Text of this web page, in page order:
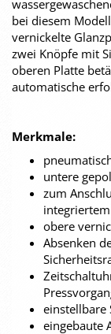
bei diesem
vernickelte
zwei Knöpfe mit
oberen Platte
automatische
Merkmale:
untere
zum
obere
Absenken
einstellbare
eingebaute